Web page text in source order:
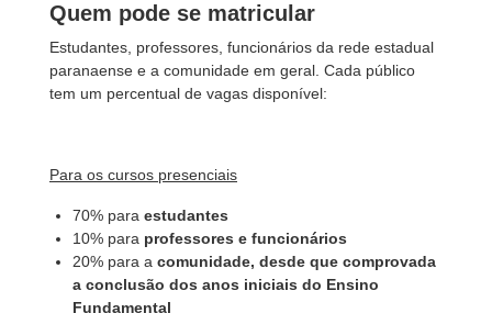
Quem pode se matricular
Estudantes, professores, funcionários da rede estadual
paranaense e a comunidade em geral. Cada público
tem um percentual de vagas disponível:
Para os cursos presenciais
70% paraestudantes
10% para professores e funcionários
20% para acomunidade, desde que comprovada
a conclusão dos anos iniciais do Ensino
Fundamental